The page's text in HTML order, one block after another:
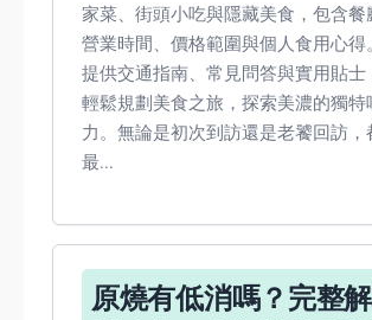
家菜、街頭小吃與隱藏美食，包含餐
營業時間、價格範圍與個人食用心得
提供交通指南、常見問答與實用貼士
輕鬆規劃美食之旅，探索美濃的獨特
力。無論是初次到訪還是老饕回訪，
最...
原燒有低消嗎？完整